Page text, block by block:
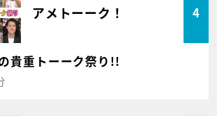
アメトーーク！ 4
貴重トーーク祭り!!